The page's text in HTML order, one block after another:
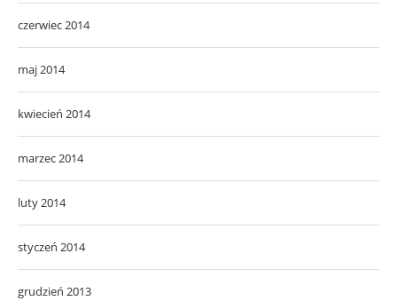
czerwiec 2014
maj 2014
kwiecień 2014
marzec 2014
luty 2014
styczeń 2014
grudzień 2013